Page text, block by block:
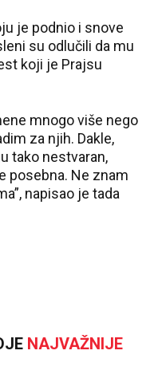
je podnio i snove
su odlučili da mu
koji je Prajsu
mnogo više nego
za njih. Dakle,
tako nestvaran,
posebna. Ne znam
napisao je tada
NAJVAŽNIJE